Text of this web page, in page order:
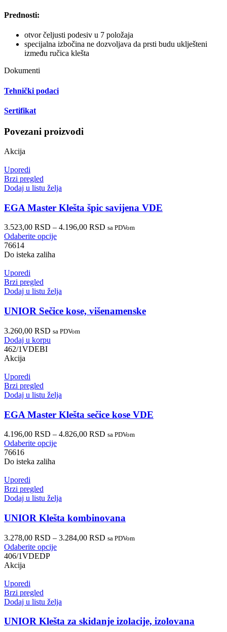
Prednosti:
otvor čeljusti podesiv u 7 položaja
specijalna izbočina ne dozvoljava da prsti budu uklješteni
između ručica klešta
Dokumenti
Tehnički podaci
Sertifikat
Povezani proizvodi
Akcija
Uporedi
Brzi pregled
Dodaj u listu želja
EGA Master Klešta špic savijena VDE
3.523,00 RSD – 4.196,00 RSD sa PDVom
Odaberite opcije
76614
Do isteka zaliha
Uporedi
Brzi pregled
Dodaj u listu želja
UNIOR Sečice kose, višenamenske
3.260,00 RSD sa PDVom
Dodaj u korpu
462/1VDEBI
Akcija
Uporedi
Brzi pregled
Dodaj u listu želja
EGA Master Klešta sečice kose VDE
4.196,00 RSD – 4.826,00 RSD sa PDVom
Odaberite opcije
76616
Do isteka zaliha
Uporedi
Brzi pregled
Dodaj u listu želja
UNIOR Klešta kombinovana
3.278,00 RSD – 3.284,00 RSD sa PDVom
Odaberite opcije
406/1VDEDP
Akcija
Uporedi
Brzi pregled
Dodaj u listu želja
UNIOR Klešta za skidanje izolacije, izolovana